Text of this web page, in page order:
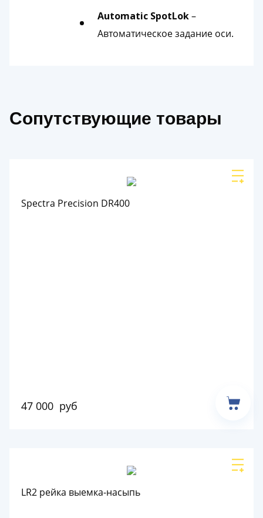
Automatic SpotLok–
Автоматическое задание оси.
Сопутствующие товары
Spectra Precision DR400
47 000 руб
LR2 рейка выемка-насыпь